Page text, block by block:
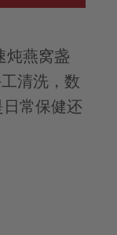
燕窝盏
清洗，数
常保健还